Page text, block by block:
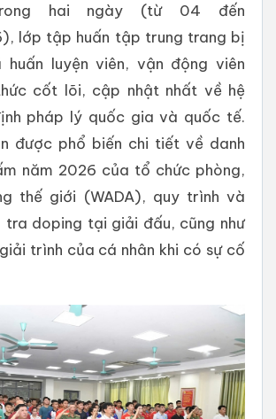
hai ngày (từ 04 đến
lớp tập huấn tập trung trang bị
huấn luyện viên, vận động viên
cốt lõi, cập nhật nhất về hệ
pháp lý quốc gia và quốc tế.
được phổ biến chi tiết về danh
năm 2026 của tổ chức phòng,
thế giới (WADA), quy trình và
tra doping tại giải đấu, cũng như
trình của cá nhân khi có sự cố